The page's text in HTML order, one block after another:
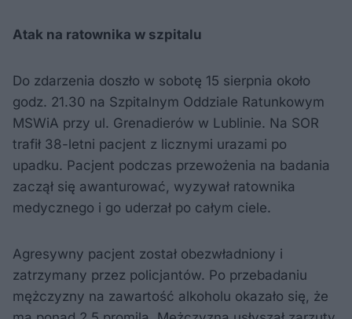
Atak na ratownika w szpitalu
Do zdarzenia doszło w sobotę 15 sierpnia około
godz. 21.30 na Szpitalnym Oddziale Ratunkowym
MSWiA przy ul. Grenadierów w Lublinie. Na SOR
trafił 38-letni pacjent z licznymi urazami po
upadku. Pacjent podczas przewożenia na badania
zaczął się awanturować, wyzywał ratownika
medycznego i go uderzał po całym ciele.
Agresywny pacjent został obezwładniony i
zatrzymany przez policjantów. Po przebadaniu
mężczyzny na zawartość alkoholu okazało się, że